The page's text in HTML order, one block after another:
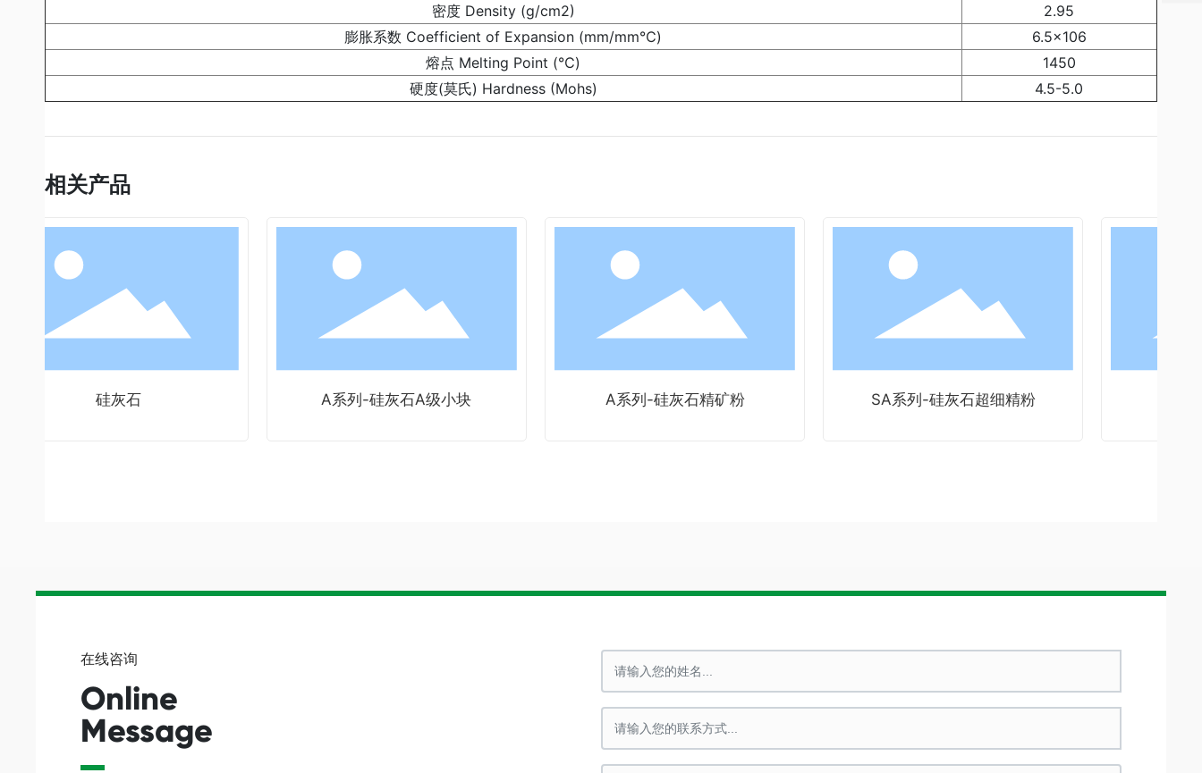
密度 Density (g/cm2)
2.95
膨胀系数 Coefficient of Expansion (mm/mm℃)
6.5×106
熔点 Melting Point (℃)
1450
硬度(莫氏) Hardness (Mohs)
4.5-5.0
相关产品
硅灰石 A系列-硅灰石A级小块 A系列-硅灰石精矿粉 SA系列-硅灰石超细精粉
在线咨询
Online
Message